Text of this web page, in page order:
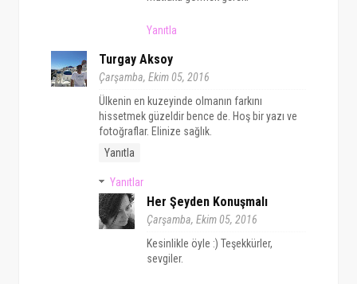
Yanıtla
Turgay Aksoy
Çarşamba, Ekim 05, 2016
Ülkenin en kuzeyinde olmanın farkını
hissetmek güzeldir bence de. Hoş bir yazı ve
fotoğraflar. Elinize sağlık.
Yanıtla
Yanıtlar
Her Şeyden Konuşmalı
Çarşamba, Ekim 05, 2016
Kesinlikle öyle :) Teşekkürler,
sevgiler.